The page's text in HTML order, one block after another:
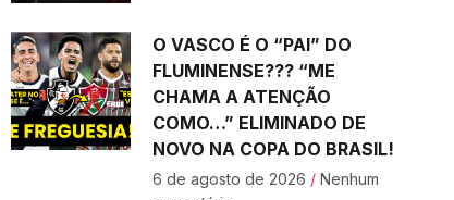
O VASCO É O “PAI” DO
FLUMINENSE??? “ME
CHAMA A ATENÇÃO
COMO…” ELIMINADO DE
NOVO NA COPA DO BRASIL!
6 de agosto de 2026 Nenhum